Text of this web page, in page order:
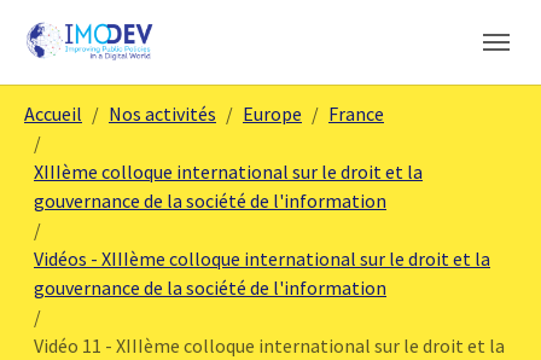
Accueil Nos activités Europe France
XIIIème colloque international sur le droit et la
gouvernance de la société de l'information
Vidéos - XIIIème colloque international sur le droit et la
gouvernance de la société de l'information
Vidéo 11 - XIIIème colloque international sur le droit et la